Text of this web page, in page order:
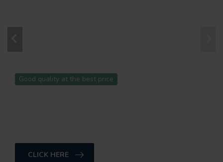
Good quality at the best price
CLICK HERE